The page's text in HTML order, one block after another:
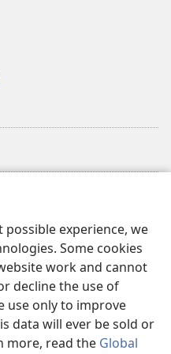
experience, we
Some cookies
work and cannot
decline the use of
use only to improve
data will ever be sold or
more, read the Global